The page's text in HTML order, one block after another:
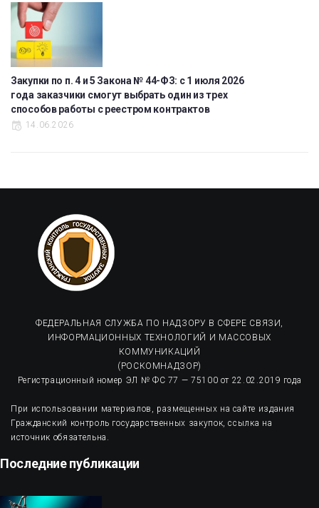
Закупки по п. 4 и 5 Закона № 44-ФЗ: с 1 июля 2026
года заказчики смогут выбрать один из трех
способов работы с реестром контрактов
14.06.2026
ФЕДЕРАЛЬНАЯ СЛУЖБА ПО НАДЗОРУ В СФЕРЕ СВЯЗИ,
ИНФОРМАЦИОННЫХ ТЕХНОЛОГИЙ И МАССОВЫХ
КОММУНИКАЦИЙ
(РОСКОМНАДЗОР)
Регистрационный номер ЭЛ № ФС 77 — 75100 от 22.02.2019 года
При использовании материалов, размещенных на сайте издания
Гражданский контроль государственных закупок, ссылка на
источник обязательна.
Последние публикации